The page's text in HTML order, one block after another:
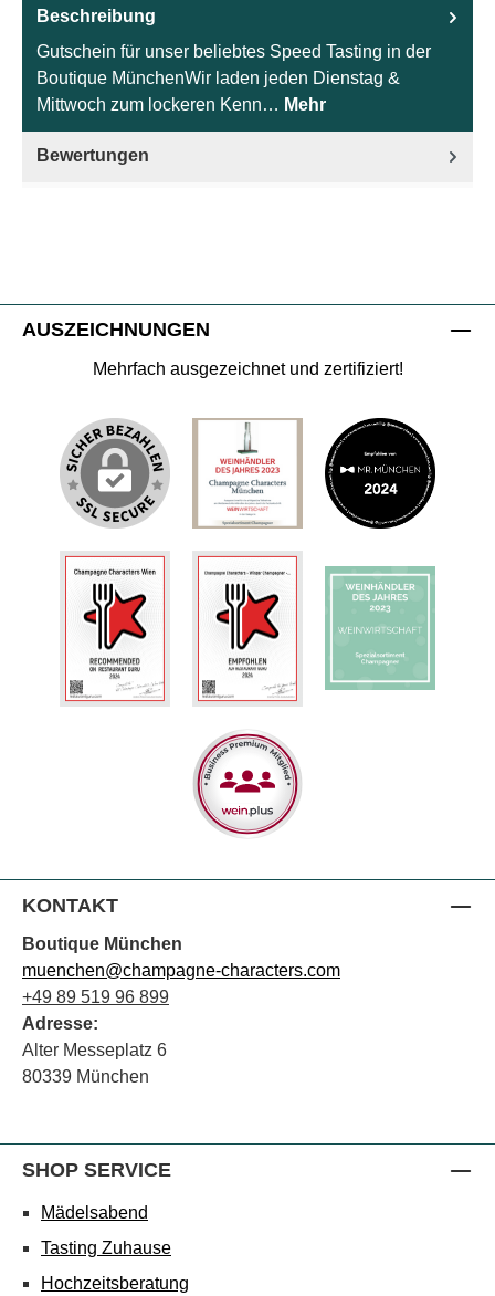
Beschreibung
Gutschein für unser beliebtes Speed Tasting in der
Boutique MünchenWir laden jeden Dienstag &
Mittwoch zum lockeren Kenn… Mehr
Bewertungen
AUSZEICHNUNGEN
Mehrfach ausgezeichnet und zertifiziert!
KONTAKT
Boutique München
muenchen@champagne-characters.com
+49 89 519 96 899
Adresse:
Alter Messeplatz 6
80339 München
SHOP SERVICE
Mädelsabend
Tasting Zuhause
Hochzeitsberatung